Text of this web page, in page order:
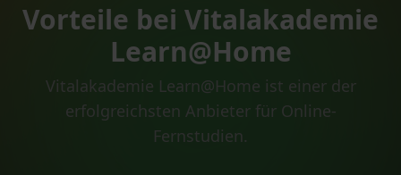
Vorteile bei Vitalakademie
Learn@Home
Vitalakademie Learn@Home ist einer der
erfolgreichsten Anbieter für Online-
Fernstudien.